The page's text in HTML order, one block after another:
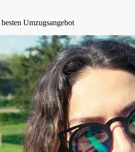
Umzugsangebot